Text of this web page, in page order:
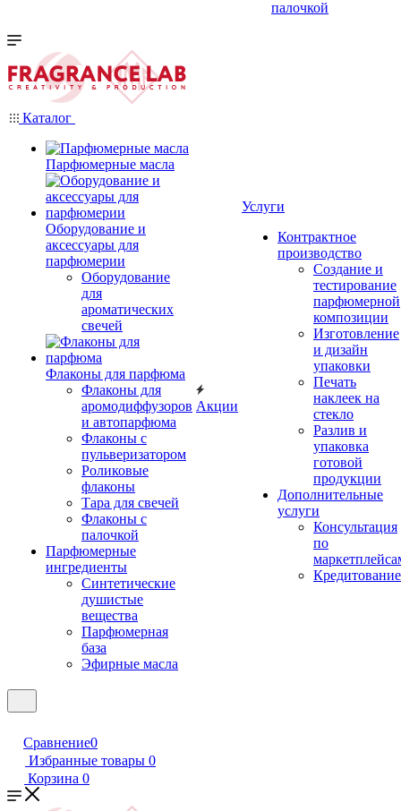
палочкой
Каталог
Парфюмерные масла
Оборудование и
аксессуары для
парфюмерии
Оборудование
для
ароматических
свечей
Флаконы для парфюма
Флаконы для
аромодиффузоров
и автопарфюма
Флаконы с
пульверизатором
Роликовые
флаконы
Тара для свечей
Флаконы с
палочкой
Парфюмерные
ингредиенты
Синтетические
душистые
вещества
Парфюмерная
база
Эфирные масла
Акции
Услуги
Контрактное
производство
Создание и
тестирование
парфюмерной
композиции
Изготовление
и дизайн
упаковки
Печать
наклеек на
стекло
Разлив и
упаковка
готовой
продукции
Дополнительные
услуги
Консультация
по
Кредитование
Сравнение0
Избранные товары 0
Корзина 0